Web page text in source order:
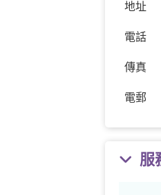
地址
電話
傳真
電郵
服